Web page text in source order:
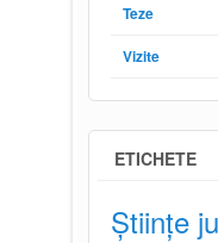
Teze
Vizite
ETICHETE
Științe